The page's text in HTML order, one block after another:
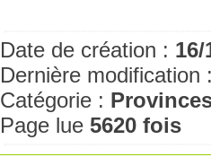
Date de création : 16/
Dernière
Catégorie :
Page lue 5620 fois